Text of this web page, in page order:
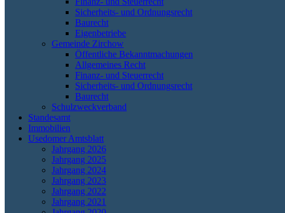
Sicherheits- und Ordnungsrecht
Baurecht
Eigenbetriebe
Gemeinde Zirchow
Öffentliche Bekanntmachungen
Allgemeines Recht
Finanz- und Steuerrecht
Sicherheits- und Ordnungsrecht
Baurecht
Schulzweckverband
Standesamt
Immobilien
Usedomer Amtsblatt
Jahrgang 2026
Jahrgang 2025
Jahrgang 2024
Jahrgang 2023
Jahrgang 2022
Jahrgang 2021